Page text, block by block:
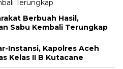
Berbuah Hasil,
Sabu Kembali Terungkap
Instansi, Kapolres Aceh
Kelas II B Kutacane